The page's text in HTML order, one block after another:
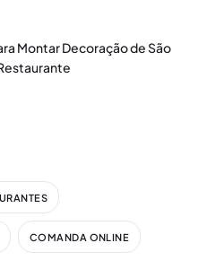
Montar Decoração de São
COMANDA ONLINE